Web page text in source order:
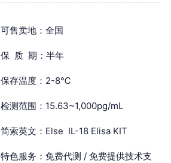
可售卖地：全国
保 质 期：半年
保存温度：2-8℃
检测范围：15.63~1,000pg/mL
简索英文：Else IL-18 Elisa KIT
特色服务：免费代测 / 免费提供技术支